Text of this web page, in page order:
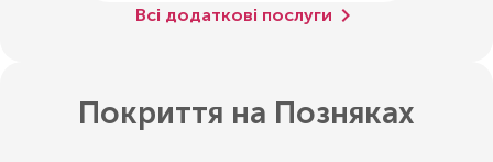
Всі додаткові послуги chevron_right
Покриття на Позняках